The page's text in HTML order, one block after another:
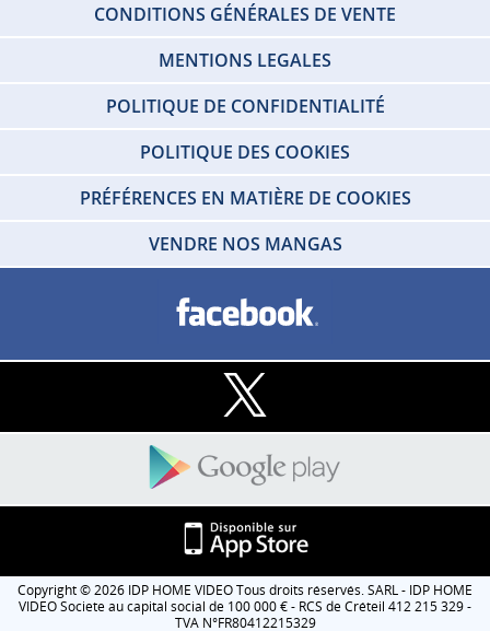
CONDITIONS GÉNÉRALES DE VENTE
MENTIONS LEGALES
POLITIQUE DE CONFIDENTIALITÉ
POLITIQUE DES COOKIES
PRÉFÉRENCES EN MATIÈRE DE COOKIES
VENDRE NOS MANGAS
Copyright © 2026 IDP HOME VIDEO Tous droits réservés. SARL - IDP HOME
VIDEO Societe au capital social de 100 000 € - RCS de Créteil 412 215 329 -
TVA N°FR80412215329